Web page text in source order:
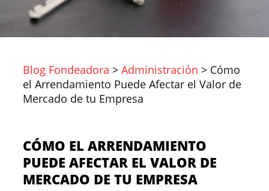
Blog Fondeadora > Administración > Cómo
el Arrendamiento Puede Afectar el Valor de
Mercado de tu Empresa
CÓMO EL ARRENDAMIENTO
PUEDE AFECTAR EL VALOR DE
MERCADO DE TU EMPRESA